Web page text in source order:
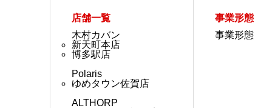
店舗一覧
木村カバン
新天町本店
博多駅店
Polaris
ゆめタウン佐賀店
ALTHORP
事業形態
事業形態